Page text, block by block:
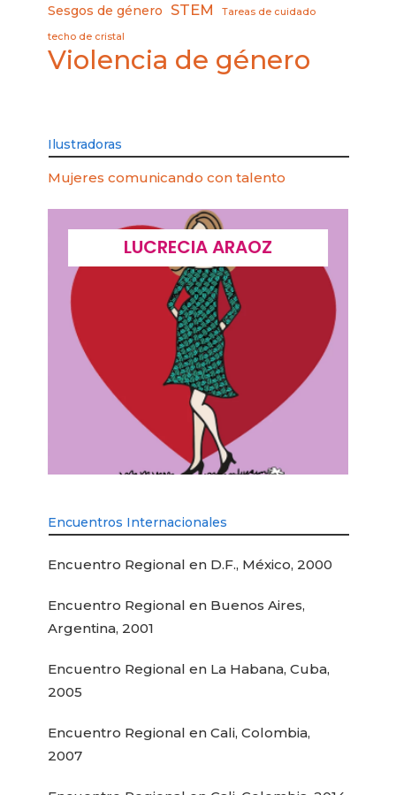
Sesgos de género STEM Tareas de cuidado
techo de cristal
Violencia de género
Ilustradoras
Mujeres comunicando con talento
LUCRECIA ARAOZ
Encuentros Internacionales
Encuentro Regional en D.F., México, 2000
Encuentro Regional en Buenos Aires,
Argentina, 2001
Encuentro Regional en La Habana, Cuba,
2005
Encuentro Regional en Cali, Colombia,
2007